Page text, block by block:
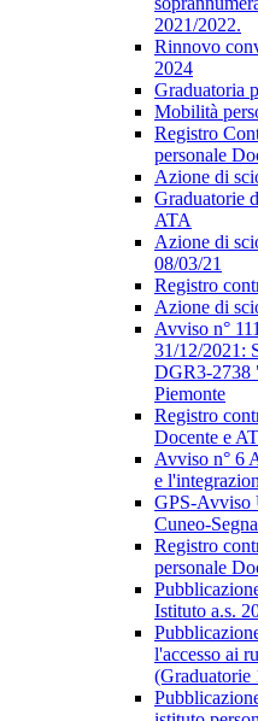
2021/2022.
Rinnovo
2024
Graduatoria
Mobilità
Registro
personale
Azione di
Graduatorie
ATA
Azione di
08/03/21
Registro
Azione di
Avviso n°
31/12/2021:
DGR3-2738
Piemonte
Registro
Docente e
Avviso n° 6
e
GPS-Avviso
Cuneo-
Registro
personale
Istituto a.s.
l'accesso ai
(Graduatorie